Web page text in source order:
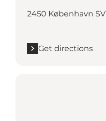
2450 København SV
Get directions